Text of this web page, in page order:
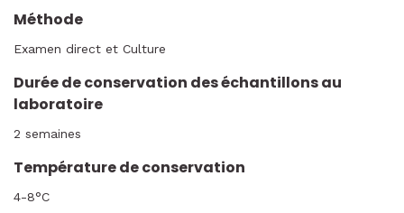
Méthode
Examen direct et Culture
Durée de conservation des échantillons au
laboratoire
2 semaines
Température de conservation
4-8°C